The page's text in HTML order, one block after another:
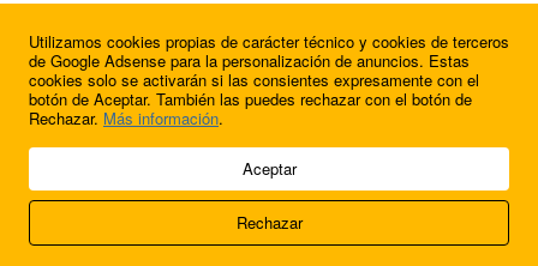
¿Quieres anunciarte en FutbolBalear?
© 2009 - 2026 Soluciones Corporativas IP, SL.
Acerca de nosotros
FútbolBalear
Utilizamos cookies propias de carácter técnico y cookies de terceros
de Google Adsense para la personalización de anuncios. Estas
cookies solo se activarán si las consientes expresamente con el
botón de Aceptar. También las puedes rechazar con el botón de
Rechazar. Más información.
Aceptar
Rechazar